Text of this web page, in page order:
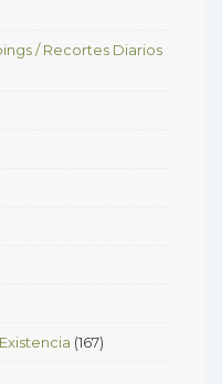
/ Recortes Diarios
(167)